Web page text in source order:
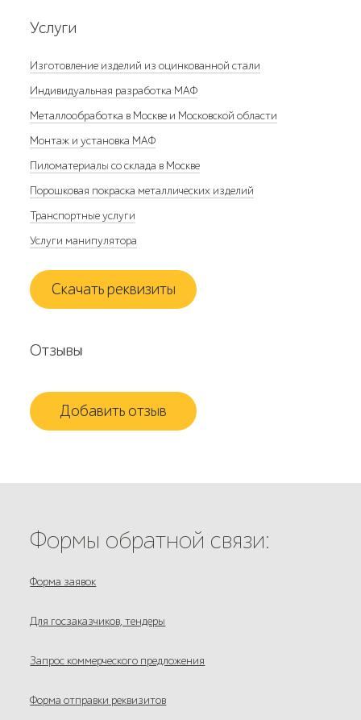
Услуги
Изготовление изделий из оцинкованной стали
Индивидуальная разработка МАФ
Металлообработка в Москве и Московской области
Монтаж и установка МАФ
Пиломатериалы со склада в Москве
Порошковая покраска металлических изделий
Транспортные услуги
Услуги манипулятора
Скачать реквизиты
Отзывы
Добавить отзыв
Формы обратной связи:
Форма заявок
Для госзаказчиков, тендеры
Запрос коммерческого предложения
Форма отправки реквизитов